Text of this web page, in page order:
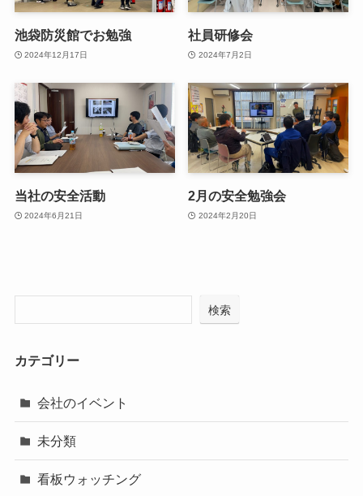
池袋防災館でお勉強
2024年12月17日
社員研修会
2024年7月2日
当社の安全活動
2024年6月21日
2月の安全勉強会
2024年2月20日
検索
カテゴリー
会社のイベント
未分類
看板ウォッチング